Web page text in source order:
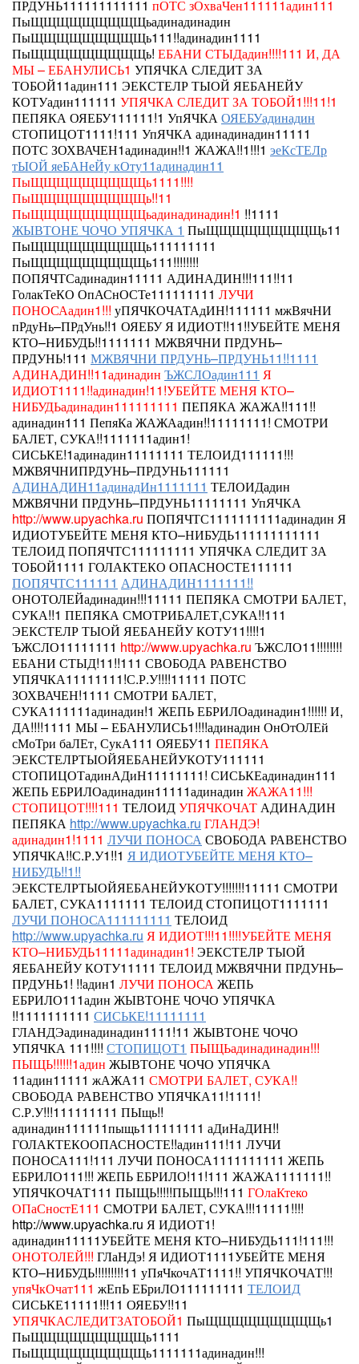
ПРДУНЬ111111111111 пОТС зОхваЧен111111адин111
ПыЩЩЩЩЩЩЩЩЩьадинадинадин
ПыЩЩЩЩЩЩЩЩЩь111!!адинадин1111
ПыЩЩЩЩЩЩЩЩЩь! ЕБАНИ СТЫДадин!!!!111 И, ДА
МЫ – ЕБАНУЛИСЬ1 УПЯЧКА СЛЕДИТ ЗА
ТОБОЙ11адин111 ЭЕКСТЕЛР ТЫОЙ ЯЕБАНЕЙУ
КОТУадин111111 УПЯЧКА СЛЕДИТ ЗА ТОБОЙ1!!!11!1
ПЕПЯКАОЯЕБУ111111!1 УпЯЧКАОЯЕБУадинадин
СТОПИЦОТ1111!111 УпЯЧКАадинадинадин11111
ПОТС ЗОХВАЧЕН1адинадин!!1 ЖАЖА!!1!!!1 эеКсТЕЛр
тЫОЙ яеБАНеЙу кОту11адинадин11
ПыЩЩЩЩЩЩЩЩЩь1111!!!!
ПыЩЩЩЩЩЩЩЩЩь!!11
ПыЩЩЩЩЩЩЩЩЩьадинадинадин!1 !!1111
ЖЫВТОНЕ ЧОЧО УПЯЧКА 1 ПыЩЩЩЩЩЩЩЩЩь11
ПыЩЩЩЩЩЩЩЩЩь111111111
ПыЩЩЩЩЩЩЩЩЩь111!!!!!!!!
ПОПЯЧТСадинадин11111 АДИНАДИН!!!111!!11
ГолакТеКО ОпАСнОСТе111111111 ЛУЧИ
ПОНОСАадин1!!! уПЯЧКОЧАТАдИН!111111 мжВячНИ
пРдуНь–ПРдУнь!!1 ОЯЕБУЯ ИДИОТ!!11!!УБЕЙТЕ МЕНЯ
КТО–НИБУДЬ!!1111111 МЖВЯЧНИ ПРДУНЬ–
ПРДУНЬ!111 МЖВЯЧНИ ПРДУНЬ–ПРДУНЬ11!!1111
АДИНАДИН!!11адинадин ЪЖСЛОадин111 Я
ИДИОТ1111!!адинадин!11!УБЕЙТЕ МЕНЯ КТО–
НИБУДЬадинадин111111111 ПЕПЯКА ЖАЖА!!111!!
адинадин111 ПепяКаЖАЖАадин!!11111111! СМОТРИ
БАЛЕТ, СУКА!!1111111адин1!
СИСЬКЕ!1адинадин11111111 ТЕЛОИД111111!!!
МЖВЯЧНИПРДУНЬ–ПРДУНЬ111111
АДИНАДИН11адинадИн1111111 ТЕЛОИДадин
МЖВЯЧНИ ПРДУНЬ–ПРДУНЬ11111111 УпЯЧКА
http://www.upyachka.ru ПОПЯЧТС1111111111адинадин Я
ИДИОТУБЕЙТЕ МЕНЯ КТО–НИБУДЬ111111111111
ТЕЛОИДПОПЯЧТС111111111 УПЯЧКА СЛЕДИТ ЗА
ТОБОЙ1111 ГОЛАКТЕКО ОПАСНОСТЕ111111
ПОПЯЧТС111111 АДИНАДИН1111111!!
ОНОТОЛЕЙадинадин!!!11111 ПЕПЯКАСМОТРИ БАЛЕТ,
СУКА!!1 ПЕПЯКА СМОТРИБАЛЕТ,СУКА!!111
ЭЕКСТЕЛР ТЫОЙ ЯЕБАНЕЙУ КОТУ11!!!!1
ЪЖСЛО11111111 http://www.upyachka.ru ЪЖСЛО11!!!!!!!!
ЕБАНИ СТЫД!11!!111 СВОБОДА РАВЕНСТВО
УПЯЧКА11111111!С.Р.У!!!!11111 ПОТС
ЗОХВАЧЕН!1111 СМОТРИ БАЛЕТ,
СУКА111111адинадин!1 ЖЕПЬ ЕБРИЛОадинадин1!!!!!! И,
ДА!!!!1111 МЫ – ЕБАНУЛИСЬ1!!!!адинадин ОнОтОЛЕй
сМоТри баЛЕт, СукА111 ОЯЕБУ11 ПЕПЯКА
ЭЕКСТЕЛРТЫОЙЯЕБАНЕЙУКОТУ111111
СТОПИЦОТадинАДиН11111111! СИСЬКЕадинадин111
ЖЕПЬ ЕБРИЛОадинадин11111адинадин ЖАЖА11!!!
СТОПИЦОТ!!!!111 ТЕЛОИДУПЯЧКОЧАТАДИНАДИН
ПЕПЯКА http://www.upyachka.ru ГЛАНДЭ!
адинадин1!1111 ЛУЧИ ПОНОСАСВОБОДА РАВЕНСТВО
УПЯЧКА!!С.Р.У1!!1 Я ИДИОТУБЕЙТЕ МЕНЯ КТО–
НИБУДЬ!!1!!
ЭЕКСТЕЛРТЫОЙЯЕБАНЕЙУКОТУ!!!!!!!11111 СМОТРИ
БАЛЕТ, СУКА1111111 ТЕЛОИД СТОПИЦОТ1111111
ЛУЧИ ПОНОСА111111111 ТЕЛОИД
http://www.upyachka.ru Я ИДИОТ!!!11!!!!УБЕЙТЕ МЕНЯ
КТО–НИБУДЬ11111адинадин1! ЭЕКСТЕЛР ТЫОЙ
ЯЕБАНЕЙУ КОТУ11111 ТЕЛОИДМЖВЯЧНИ ПРДУНЬ–
ПРДУНЬ1! !!адин1 ЛУЧИ ПОНОСАЖЕПЬ
ЕБРИЛО111адин ЖЫВТОНЕ ЧОЧО УПЯЧКА
!!1111111111 СИСЬКЕ!11111111
ГЛАНДЭадинадинадин1111!11 ЖЫВТОНЕ ЧОЧО
УПЯЧКА 111!!!! СТОПИЦОТ1 ПЫЩЬадинадинадин!!!
ПЫЩЬ!!!!!!1адин ЖЫВТОНЕ ЧОЧО УПЯЧКА
11адин11111 жАЖА11 СМОТРИ БАЛЕТ, СУКА!!
СВОБОДА РАВЕНСТВО УПЯЧКА11!1111!
С.Р.У!!!111111111 ПЫщь!!
адинадин111111пыщь111111111 аДиНаДИН!!
ГОЛАКТЕКООПАСНОСТЕ!!адин111!11 ЛУЧИ
ПОНОСА111!111 ЛУЧИ ПОНОСА1111111111 ЖЕПЬ
ЕБРИЛО111!!! ЖЕПЬ ЕБРИЛО!11!111 ЖАЖА1111111!!
УПЯЧКОЧАТ111 ПЫЩЬ!!!!!ПЫЩЬ!!!111 ГОлаКтеко
ОПаСностЕ111 СМОТРИ БАЛЕТ, СУКА!!!11111!!!!
http://www.upyachka.ru Я ИДИОТ1!
адинадин11111УБЕЙТЕ МЕНЯ КТО–НИБУДЬ111!111!!!
ОНОТОЛЕЙ!!! ГЛаНДэ! Я ИДИОТ1111УБЕЙТЕ МЕНЯ
КТО–НИБУДЬ!!!!!!!!!11 уПяЧкочАТ1111!! УПЯЧКОЧАТ!!!
упяЧкОчат111 жЕпЬ ЕБриЛО111111111 ТЕЛОИД
СИСЬКЕ11111!!!11 ОЯЕБУ!!11
УПЯЧКАСЛЕДИТЗАТОБОЙ1 ПыЩЩЩЩЩЩЩЩЩь1
ПыЩЩЩЩЩЩЩЩЩь1111
ПыЩЩЩЩЩЩЩЩЩь1111111адинадин!!!